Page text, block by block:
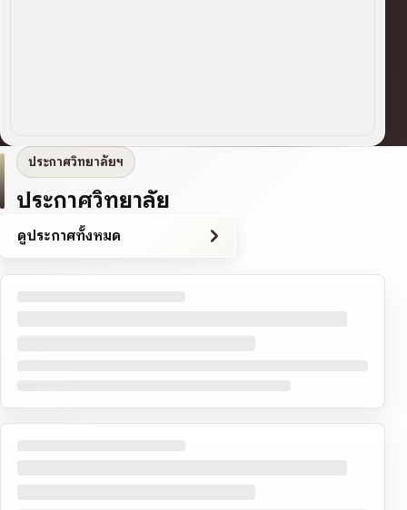
ประกาศวิทยาลัยฯ
ประกาศวิทยาลัย
ดูประกาศทั้งหมด